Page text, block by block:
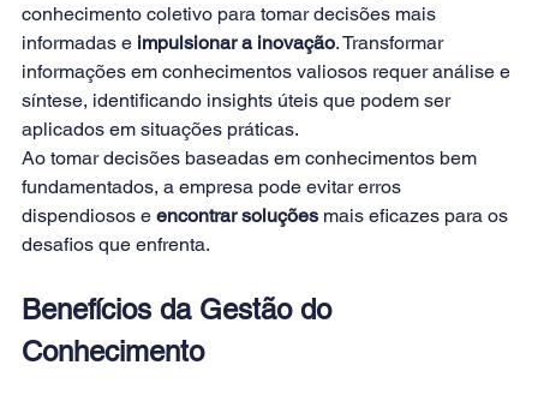
conhecimento coletivo para tomar decisões mais
informadas e impulsionar a inovação. Transformar
informações em conhecimentos valiosos requer análise e
síntese, identificando insights úteis que podem ser
aplicados em situações práticas.
Ao tomar decisões baseadas em conhecimentos bem
fundamentados, a empresa pode evitar erros
dispendiosos e encontrar soluções mais eficazes para os
desafios que enfrenta.
Benefícios da Gestão do
Conhecimento